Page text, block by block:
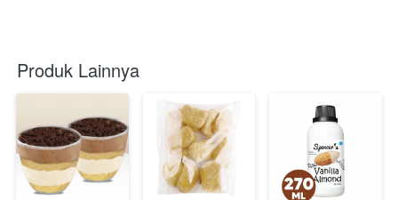
Produk Lainnya